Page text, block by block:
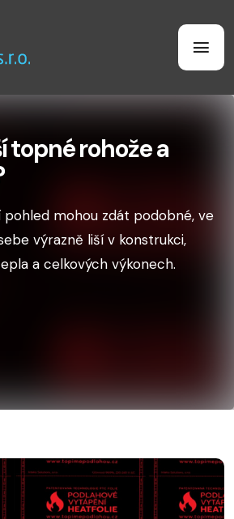
topné rohože a
pohled mohou zdát podobné, ve
výrazně liší v konstrukci,
a celkových výkonech.